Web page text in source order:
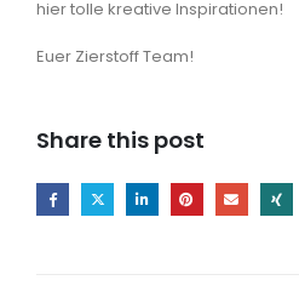
hier tolle kreative Inspirationen!
Euer Zierstoff Team!
Share this post